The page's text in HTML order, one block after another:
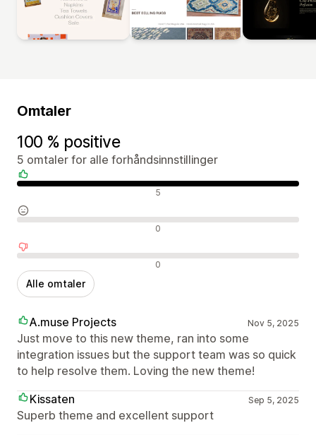
Omtaler
100 % positive
5 omtaler for alle forhåndsinnstillinger
Positive omtaler 5
Nøytrale omtaler 0
Negative omtaler 0
Alle omtaler
A.muse Projects Nov 5, 2025
Just move to this new theme, ran into some
integration issues but the support team was so quick
to help resolve them. Loving the new theme!
Kissaten
Sep 5, 2025
Superb theme and excellent support